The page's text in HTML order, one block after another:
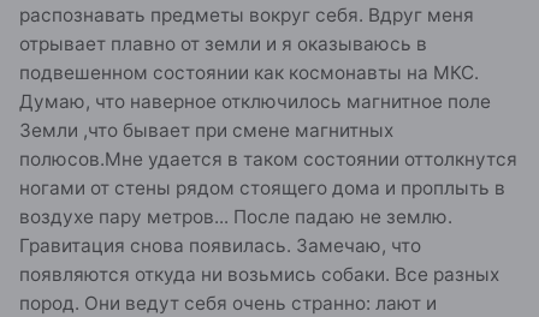
распознавать предметы вокруг себя. Вдруг меня
отрывает плавно от земли и я оказываюсь в
подвешенном состоянии как космонавты на МКС.
Думаю, что наверное отключилось магнитное поле
Земли ,что бывает при смене магнитных
полюсов.Мне удается в таком состоянии оттолкнутся
ногами от стены рядом стоящего дома и проплыть в
воздухе пару метров... После падаю не землю.
Гравитация снова появилась. Замечаю, что
появляются откуда ни возьмись собаки. Все разных
пород. Они ведут себя очень странно: лают и